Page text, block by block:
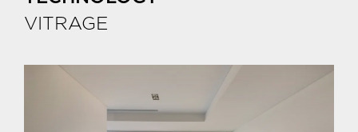
VITRAGE